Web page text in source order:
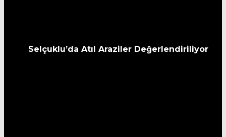
Selçuklu’da Atıl Araziler Değerlendiriliyor